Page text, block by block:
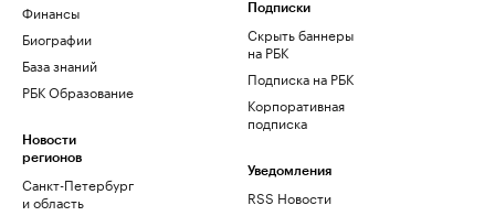
Финансы
Биографии
База знаний
РБК Образование
Новости
регионов
Санкт-Петербург
и область
Подписки
Скрыть баннеры
на РБК
Подписка на РБК
Корпоративная
подписка
Уведомления
RSS Новости